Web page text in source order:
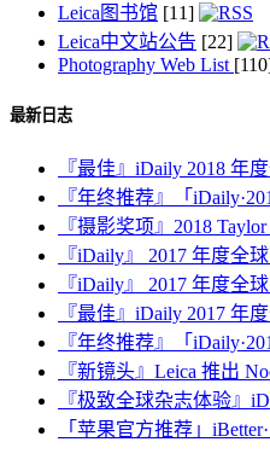
Leica图书馆 [11]
Leica中文站公告 [22]
Photography Web List
最新日志
『最佳』iDaily 2018 年
『年终推荐』「
『摄影奖项』2018 Taylor
『iDaily』 2017 年度全
『iDaily』 2017 年度全
『最佳』iDaily 2017 年
『年终推荐』「
『新镜头』Leica 推出
『极致全球杂志体验』
「苹果官方推荐」